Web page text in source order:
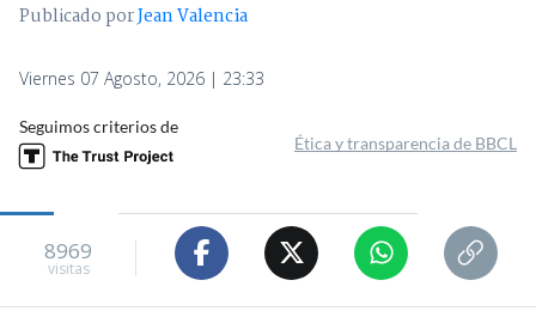
Publicado porJean Valencia
Viernes 07 Agosto, 2026 | 23:33
Seguimos criterios de
Ética y transparencia de BBCL
8969
visitas